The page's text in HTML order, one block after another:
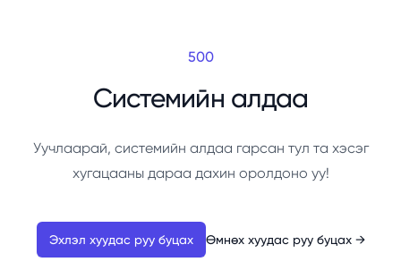
500
Системийн алдаа
Уучлаарай, системийн алдаа гарсан тул та хэсэг
хугацааны дараа дахин оролдоно уу!
Эхлэл хуудас руу буцах Өмнөх хуудас руу буцах →